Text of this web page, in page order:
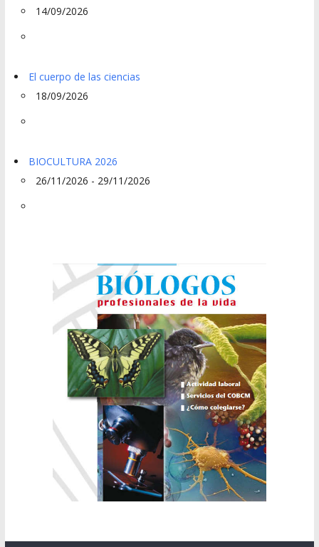
14/09/2026
El cuerpo de las ciencias
18/09/2026
BIOCULTURA 2026
26/11/2026 - 29/11/2026